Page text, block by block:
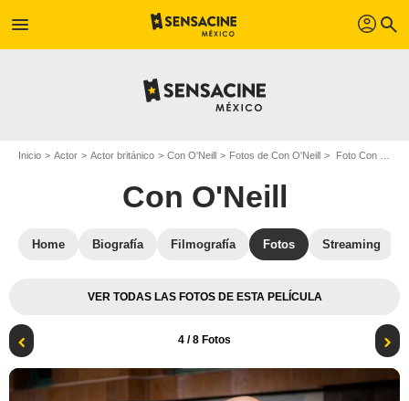
menu profil search
Inicio Actor Actor británico Con O'Neill Fotos de Con O'Neill Foto Con O'Neill
Con O'Neill
Home Biografía Filmografía Fotos Streaming
VER TODAS LAS FOTOS DE ESTA PELÍCULA
4 / 8 Fotos